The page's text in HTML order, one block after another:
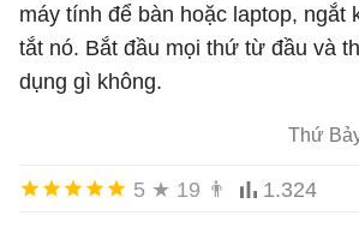
máy tính để bàn hoặc laptop, ngắt
tắt nó. Bắt đầu mọi thứ từ đầu và
dụng gì không.
Thứ
5 ★ 19 👨 1.324